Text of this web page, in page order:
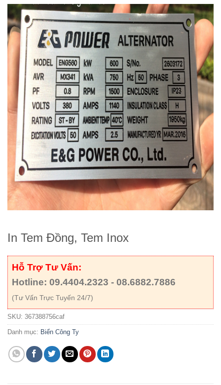
In Tem Đồng, Tem Inox
Hỗ Trợ Tư Vấn:
Hotline: 09.4404.2323 - 08.6882.7886
(Tư Vấn Trực Tuyến 24/7)
SKU: 367388756caf
Danh mục: Biển Công Ty